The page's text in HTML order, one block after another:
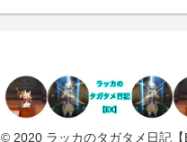
© 2020 ラッカのタガタメ日記【